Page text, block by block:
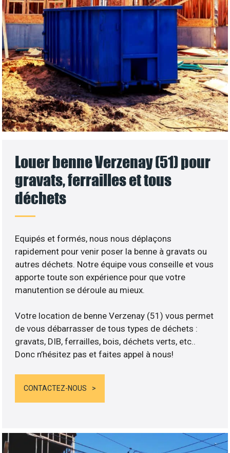
Louer benne Verzenay (51) pour
gravats, ferrailles et tous
déchets
Equipés et formés, nous nous déplaçons
rapidement pour venir poser la benne à gravats ou
autres déchets. Notre équipe vous conseille et vous
apporte toute son expérience pour que votre
manutention se déroule au mieux.
Votre location de benne Verzenay (51) vous permet
de vous débarrasser de tous types de déchets :
gravats, DIB, ferrailles, bois, déchets verts, etc..
Donc n’hésitez pas et faites appel à nous!
CONTACTEZ-NOUS